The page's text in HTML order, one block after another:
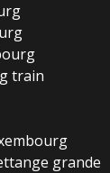
train
grande